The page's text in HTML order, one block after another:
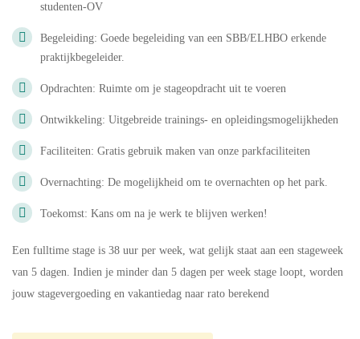
studenten-OV
Begeleiding: Goede begeleiding van een SBB/ELHBO erkende
praktijkbegeleider.
Opdrachten: Ruimte om je stageopdracht uit te voeren
Ontwikkeling: Uitgebreide trainings- en opleidingsmogelijkheden
Faciliteiten: Gratis gebruik maken van onze parkfaciliteiten
Overnachting: De mogelijkheid om te overnachten op het park.
Toekomst: Kans om na je werk te blijven werken!
Een fulltime stage is 38 uur per week, wat gelijk staat aan een stageweek
van 5 dagen. Indien je minder dan 5 dagen per week stage loopt, worden
jouw stagevergoeding en vakantiedag naar rato berekend